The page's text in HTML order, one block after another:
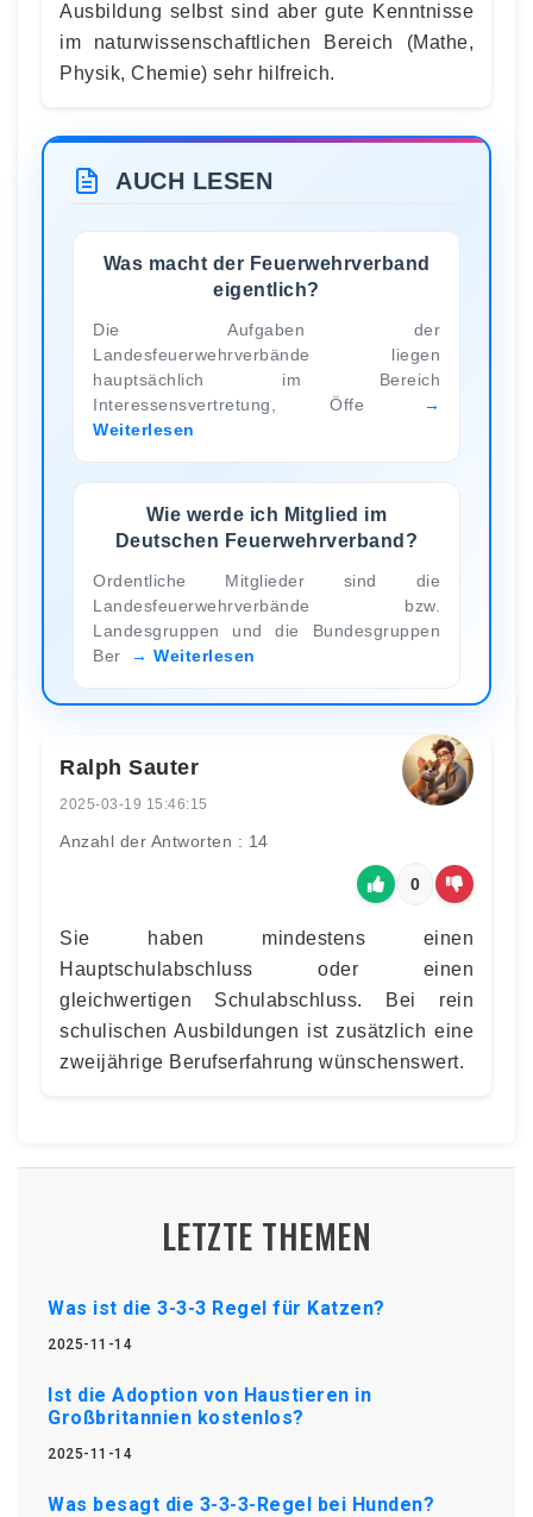
Ausbildung selbst sind aber gute Kenntnisse
im naturwissenschaftlichen Bereich (Mathe,
Physik, Chemie) sehr hilfreich.
AUCH LESEN
Was macht der Feuerwehrverband
eigentlich?
Die Aufgaben der
Landesfeuerwehrverbände liegen
hauptsächlich im Bereich
Interessensvertretung, Öffe
Weiterlesen
Wie werde ich Mitglied im
Deutschen Feuerwehrverband?
Ordentliche Mitglieder sind die
Landesfeuerwehrverbände bzw.
Landesgruppen und die Bundesgruppen
Ber
Weiterlesen
Ralph Sauter
2025-03-19 15:46:15
Anzahl der Antworten : 14
0
Sie haben mindestens einen
Hauptschulabschluss oder einen
gleichwertigen Schulabschluss. Bei rein
schulischen Ausbildungen ist zusätzlich eine
zweijährige Berufserfahrung wünschenswert.
LETZTE THEMEN
Was ist die 3-3-3 Regel für Katzen?
2025-11-14
Ist die Adoption von Haustieren in
Großbritannien kostenlos?
2025-11-14
Was besagt die 3-3-3-Regel bei Hunden?